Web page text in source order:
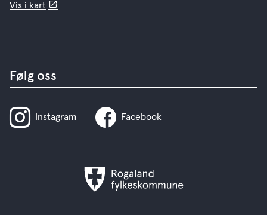
Vis i kart
Følg oss
Instagram Facebook
Rogaland
fylkeskommune